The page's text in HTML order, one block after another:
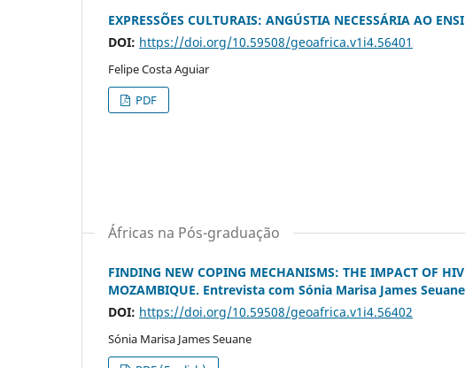
EXPRESSÕES CULTURAIS: ANGÚSTIA NECESSÁRIA AO
DOI: https://doi.org/10.59508/geoafrica.v1i4.56401
Felipe Costa Aguiar
PDF
Áfricas na Pós-graduação
FINDING NEW COPING MECHANISMS: THE IMPACT OF
MOZAMBIQUE. Entrevista com Sónia Marisa James Seuane
DOI: https://doi.org/10.59508/geoafrica.v1i4.56402
Sónia Marisa James Seuane